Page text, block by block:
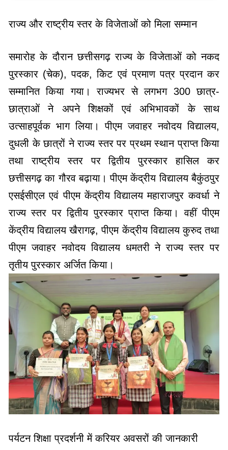
राज्य और राष्ट्रीय स्तर के विजेताओं को मिला सम्मान
समारोह के दौरान छत्तीसगढ़ राज्य के विजेताओं को नकद
पुरस्कार (चेक), पदक, किट एवं प्रमाण पत्र प्रदान कर
सम्मानित किया गया। राज्यभर से लगभग 300 छात्र-
छात्राओं ने अपने शिक्षकों एवं अभिभावकों के साथ
उत्साहपूर्वक भाग लिया। पीएम जवाहर नवोदय विद्यालय,
दुधली के छात्रों ने राज्य स्तर पर प्रथम स्थान प्राप्त किया
तथा राष्ट्रीय स्तर पर द्वितीय पुरस्कार हासिल कर
छत्तीसगढ़ का गौरव बढ़ाया। पीएम केंद्रीय विद्यालय बैकुंठपुर
एसईसीएल एवं पीएम केंद्रीय विद्यालय महाराजपुर कवर्धा ने
राज्य स्तर पर द्वितीय पुरस्कार प्राप्त किया। वहीं पीएम
केंद्रीय विद्यालय खैरागढ़, पीएम केंद्रीय विद्यालय कुरुद तथा
पीएम जवाहर नवोदय विद्यालय धमतरी ने राज्य स्तर पर
तृतीय पुरस्कार अर्जित किया।
पर्यटन शिक्षा प्रदर्शनी में करियर अवसरों की जानकारी